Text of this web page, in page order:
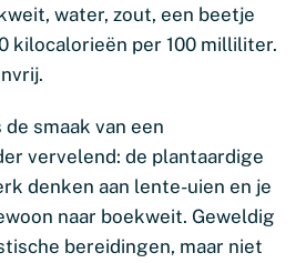
water, zout, een beetje
kilocalorieën per 100 milliliter.
smaak van een
vervelend: de plantaardige
denken aan lente-uien en je
naar boekweit. Geweldig
bereidingen, maar niet